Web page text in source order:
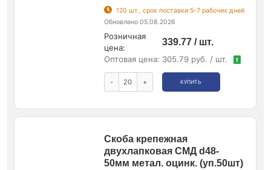
120 шт., срок поставки 5-7 рабочих дней
Обновлено 05.08.2026
Розничная
цена:
339.77 / шт.
Оптовая цена: 305.79 руб. / шт. !
- + КУПИТЬ
Скоба крепежная
двухлапковая СМД d48-
50мм метал. оцинк. (уп.50шт)